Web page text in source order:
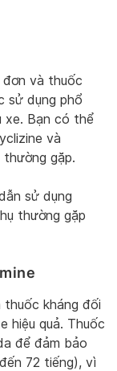
đơn và thuốc
sử dụng phổ
xe. Bạn có thể
và
gặp.
sử dụng
thường gặp
thuốc kháng đối
hiệu quả. Thuốc
để đảm bảo
72 tiếng), vì